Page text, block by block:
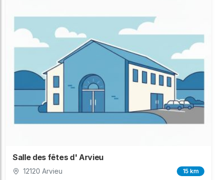
Salle des fêtes d' Arvieu
12120 Arvieu 15 km